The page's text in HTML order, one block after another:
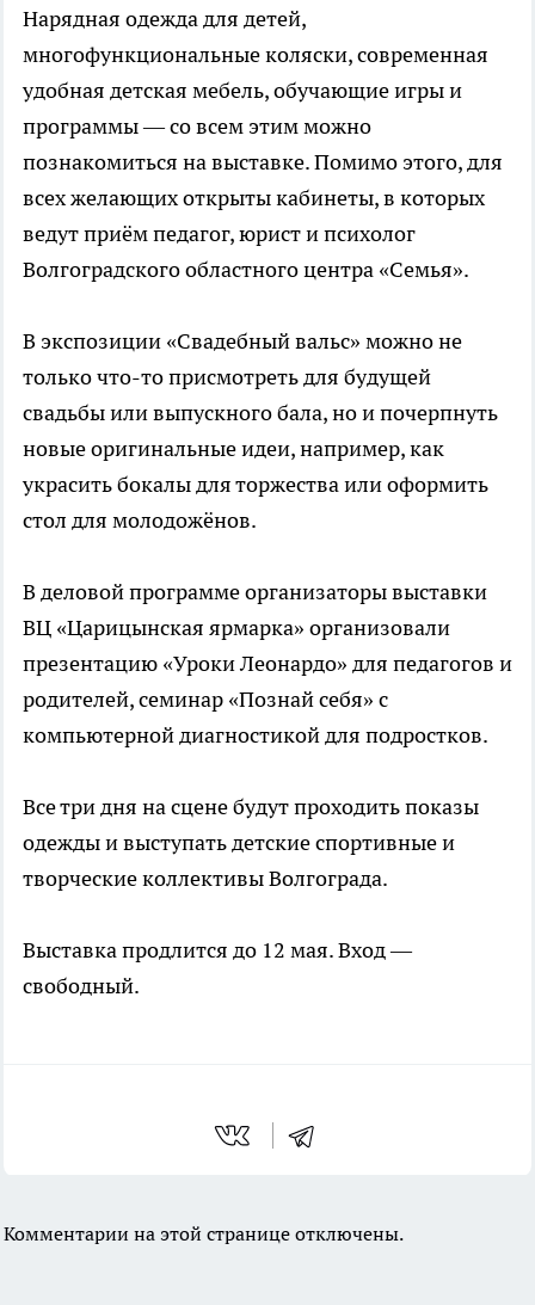
Нарядная одежда для детей,
многофункциональные коляски, современная
удобная детская мебель, обучающие игры и
программы — со всем этим можно
познакомиться на выставке. Помимо этого, для
всех желающих открыты кабинеты, в которых
ведут приём педагог, юрист и психолог
Волгоградского областного центра «Семья».
В экспозиции «Свадебный вальс» можно не
только что-то присмотреть для будущей
свадьбы или выпускного бала, но и почерпнуть
новые оригинальные идеи, например, как
украсить бокалы для торжества или оформить
стол для молодожёнов.
В деловой программе организаторы выставки
ВЦ «Царицынская ярмарка» организовали
презентацию «Уроки Леонардо» для педагогов и
родителей, семинар «Познай себя» с
компьютерной диагностикой для подростков.
Все три дня на сцене будут проходить показы
одежды и выступать детские спортивные и
творческие коллективы Волгограда.
Выставка продлится до 12 мая. Вход —
свободный.
Комментарии на этой странице отключены.